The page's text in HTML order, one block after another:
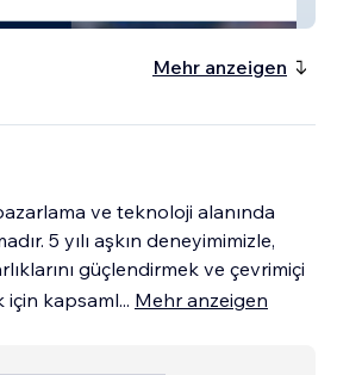
Mehr anzeigen
ve teknoloji alanında
5 yılı aşkın deneyimimizle,
güçlendirmek ve çevrimiçi
için kapsaml... Mehr anzeigen